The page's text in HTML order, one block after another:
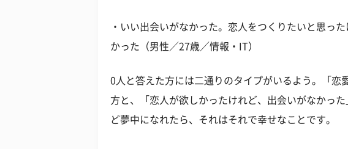
・いい出会いがなかった。恋人をつくりたいと思っ
かった（男性／27歳／情報・IT）
0人と答えた方には二通りのタイプがいるよう。「恋
方と、「恋人が欲しかったけれど、出会いがなかっ
ど夢中になれたら、それはそれで幸せなことです。